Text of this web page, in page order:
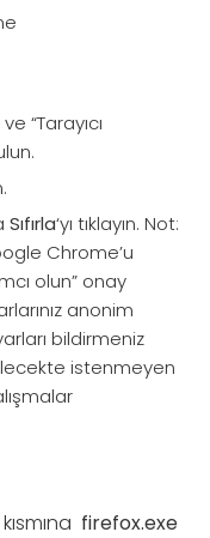
ve “Tarayıcı
Sıfırla‘yı tıklayın. Not:
Chrome’u
olun” onay
anonim
bildirmeniz
istenmeyen
firefox.exe